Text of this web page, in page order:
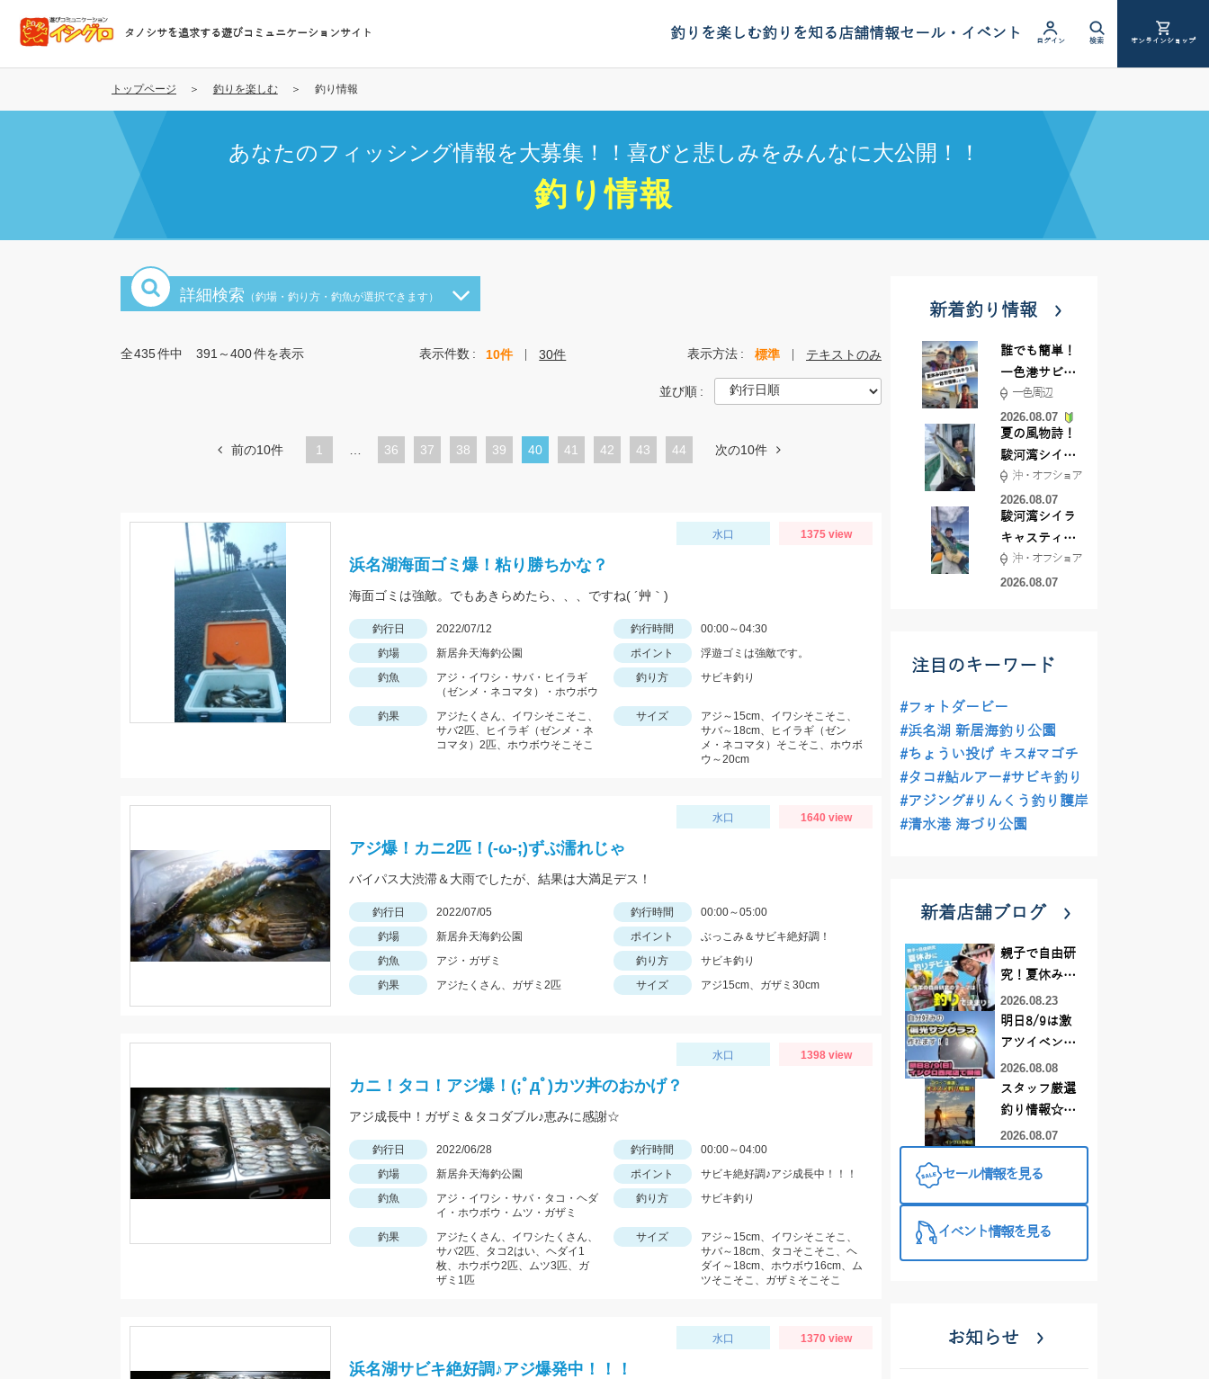
コ
テ
タノシサを追求する遊びコミュニケーションサイト 釣りを楽しむ釣りを知る店舗情報セール・イベント ログイン 検索 オンラインショップ
トップページ 釣りを楽しむ 釣り情報
あなたのフィッシング情報を大募集！！喜びと悲しみをみんなに大公開！！
釣り情報
詳細検索 （釣場・釣り方・釣魚が選択できます）
全435件中 391～400件を表示 表示件数 10件 30件 表示方法 標準 テキストのみ
並び順
前の10件 1
ペ
36
ペ
37
ペ
38
ペ
39
カ
ペ
40
ペ
41
ペ
42
ペ
43 44 次の10件
水口 1375 view
浜名湖海面ゴミ爆！粘り勝ちかな？
海面ゴミは強敵。でもあきらめたら、、、ですね( ´艸｀)
釣行日 2022/07/12 釣行時間
00:00～04:30
釣場
新居弁天海釣公園 ポイント
浮遊ゴミは強敵です。
釣魚
アジ・イワシ・サバ・ヒイラギ
（ゼンメ・ネコマタ）・ホウボウ
釣り方 サビキ釣り
釣果
アジたくさん、イワシそこそこ、
サバ2匹、ヒイラギ（ゼンメ・ネ
コマタ）2匹、ホウボウそこそこ
サイズ
アジ～15cm、イワシそこそこ、
サバ～18cm、ヒイラギ（ゼン
メ・ネコマタ）そこそこ、ホウボ
ウ～20cm
水口 1640 view
アジ爆！カニ2匹！(-ω-;)ずぶ濡れじゃ
バイパス大渋滞＆大雨でしたが、結果は大満足デス！
釣行日 2022/07/05 釣行時間
00:00～05:00
釣場
新居弁天海釣公園 ポイント
ぶっこみ＆サビキ絶好調！
釣魚
アジ・ガザミ 釣り方
サビキ釣り
釣果
アジたくさん、ガザミ2匹 サイズ アジ15cm、ガザミ30cm
水口 1398 view
カニ！タコ！アジ爆！(;ﾟдﾟ)カツ丼のおかげ？
アジ成長中！ガザミ＆タコダブル♪恵みに感謝☆
釣行日 2022/06/28 釣行時間
00:00～04:00
釣場
新居弁天海釣公園 ポイント
サビキ絶好調♪アジ成長中！！！
釣魚
アジ・イワシ・サバ・タコ・ヘダ
イ・ホウボウ・ムツ・ガザミ
釣り方 サビキ釣り
釣果
アジたくさん、イワシたくさん、
サバ2匹、タコ2はい、ヘダイ1
枚、ホウボウ2匹、ムツ3匹、ガ
ザミ1匹
サイズ
アジ～15cm、イワシそこそこ、
サバ～18cm、タコそこそこ、ヘ
ダイ～18cm、ホウボウ16cm、ム
ツそこそこ、ガザミそこそこ
水口 1370 view
浜名湖サビキ絶好調♪アジ爆発中！！！
新着釣り情報
誰でも簡単！
一色港サビキ
＆ちょい投げ
一色周辺
2026.08.07
夏の風物詩！
駿河湾シイラ
キャスティン
グ行ってきま
した！！
沖・オフショア
2026.08.07
駿河湾シイラ
キャスティン
グ行ってきま
した！
沖・オフショア
2026.08.07
注目のキーワード
#フォトダービー
#浜名湖 新居海釣り公園
#ちょうい投げ キス#マゴチ
#タコ#鮎ルアー#サビキ釣り
#アジング#りんくう釣り護岸
#清水港 海づり公園
新着店舗ブログ
親子で自由研
究！夏休みに
釣りデビュー
2026.08.23
明日8/9は激
アツイベント
日！！！～オ
ーダー偏光グ
ラス受注会～
2026.08.08
スタッフ厳選
釣り情報☆彡
連休は何釣り
♪【イシグロ
2026.08.07
セール情報を見る
イベント情報を見る
お知らせ